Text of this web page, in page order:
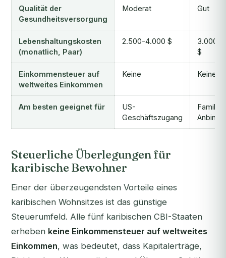
Qualität der
Gesundheitsversorgung
Moderat Gut
Lebenshaltungskosten
(monatlich, Paar)
2.500-4.000 $
3.000-
$
Einkommensteuer auf
weltweites Einkommen
Keine Keine
Am besten geeignet für
US-
Geschäftszugang
Steuerliche Überlegungen für
karibische Bewohner
Einer der überzeugendsten Vorteile eines
karibischen Wohnsitzes ist das günstige
Steuerumfeld. Alle fünf karibischen CBI-Staaten
erheben keine Einkommensteuer auf weltweites
Einkommen, was bedeutet, dass Kapitalerträge,